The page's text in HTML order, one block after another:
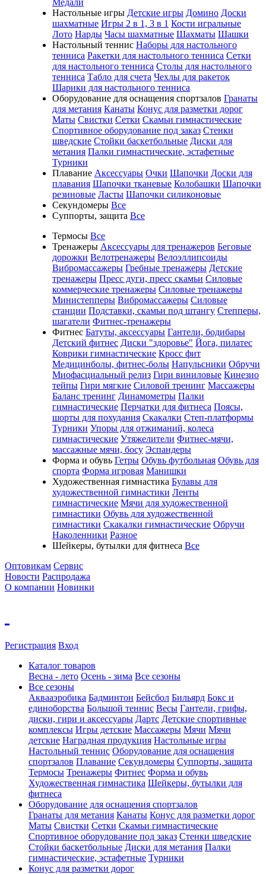
Медали
Настольные игры Детские игры Домино Доски
шахматные Игры 2 в 1, 3 в 1 Кости игральные
Лото Нарды Часы шахматные Шахматы Шашки
Настольный теннис Наборы для настольного
тенниса Ракетки для настольного тенниса Сетки
для настольного тенниса Столы для настольного
тенниса Табло для счета Чехлы для ракеток
Шарики для настольного тенниса
Оборудование для оснащения спортзалов Гранаты
для метания Канаты Конус для разметки дорог
Маты Свистки Сетки Скамьи гимнастические
Спортивное оборудование под заказ Стенки
шведские Стойки баскетбольные Диски для
метания Палки гимнастические, эстафетные
Турники
Плавание Аксессуары Очки Шапочки Доски для
плавания Шапочки тканевые Колобашки Шапочки
резиновые Ласты Шапочки силиконовые
Секундомеры Все
Суппорты, защита Все
Термосы Все
Тренажеры Аксессуары для тренажеров Беговые
дорожки Велотренажеры Велоэллипсоиды
Вибромассажеры Гребные тренажеры Детские
тренажеры Пресс дуги, пресс скамьи Силовые
коммерческие тренажеры Силовые тренажеры
Министепперы Вибромассажеры Силовые
станции Подставки, скамьи под штангу Степперы,
шагатели Фитнес-тренажеры
Фитнес Батуты, аксессуары Гантели, бодибары
Детский фитнес Диски "здоровье" Йога, пилатес
Коврики гимнастические Кросс фит
Медицинболы, фитнес-болы Напульсники Обручи
Миофасциальный релиз Гири виниловые Кинезио
тейпы Гири мягкие Силовой тренинг Массажеры
Баланс тренинг Динамометры Палки
гимнастические Перчатки для фитнеса Поясы,
шорты для похудания Скакалки Степ-платформы
Турники Упоры для отжиманий, колеса
гимнастические Утяжелители Фитнес-мячи,
массажные мячи, босу Эспандеры
Форма и обувь Гетры Обувь футбольная Обувь для
спорта Форма игровая Манишки
Художественная гимнастика Булавы для
художественной гимнастики Ленты
гимнастические Мячи для художественной
гимнастики Обувь для художественной
гимнастики Скакалки гимнастические Обручи
Наколенники Разное
Шейкеры, бутылки для фитнеса Все
Оптовикам Сервис
Новости Распродажа
О компании Новинки
Регистрация Вход
Каталог товаров
Весна - лето Осень - зима Все сезоны
Все сезоны
Аквааэробика Бадминтон Бейсбол Бильярд Бокс и
единоборства Большой теннис Весы Гантели, грифы,
диски, гири и аксессуары Дартс Детские спортивные
комплексы Игры детские Массажеры Мячи Мячи
детские Наградная продукция Настольные игры
Настольный теннис Оборудование для оснащения
спортзалов Плавание Секундомеры Суппорты, защита
Термосы Тренажеры Фитнес Форма и обувь
Художественная гимнастика Шейкеры, бутылки для
фитнеса
Оборудование для оснащения спортзалов
Гранаты для метания Канаты Конус для разметки дорог
Маты Свистки Сетки Скамьи гимнастические
Спортивное оборудование под заказ Стенки шведские
Стойки баскетбольные Диски для метания Палки
гимнастические, эстафетные Турники
Конус для разметки дорог